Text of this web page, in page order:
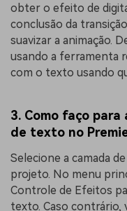
obter o efeito de
conclusão da
suavizar a animação.
usando a ferramenta
com o texto usando
3. Como faço
de texto no
Selecione a camada
projeto. No menu
Controle de Efeitos
texto. Caso contrário,